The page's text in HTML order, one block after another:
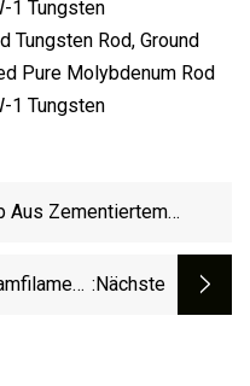
Aus Zementiertem
:nächste